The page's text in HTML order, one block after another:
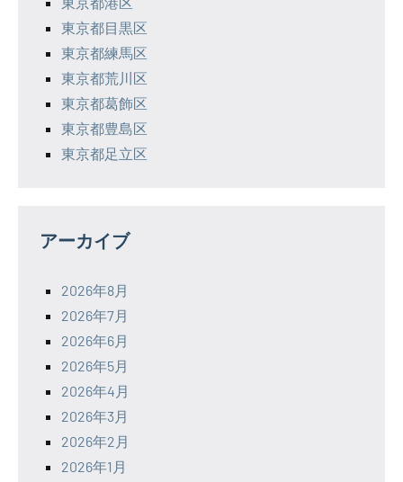
東京都目黒区
東京都練馬区
東京都荒川区
東京都葛飾区
東京都豊島区
東京都足立区
アーカイブ
2026年8月
2026年7月
2026年6月
2026年5月
2026年4月
2026年3月
2026年2月
2026年1月